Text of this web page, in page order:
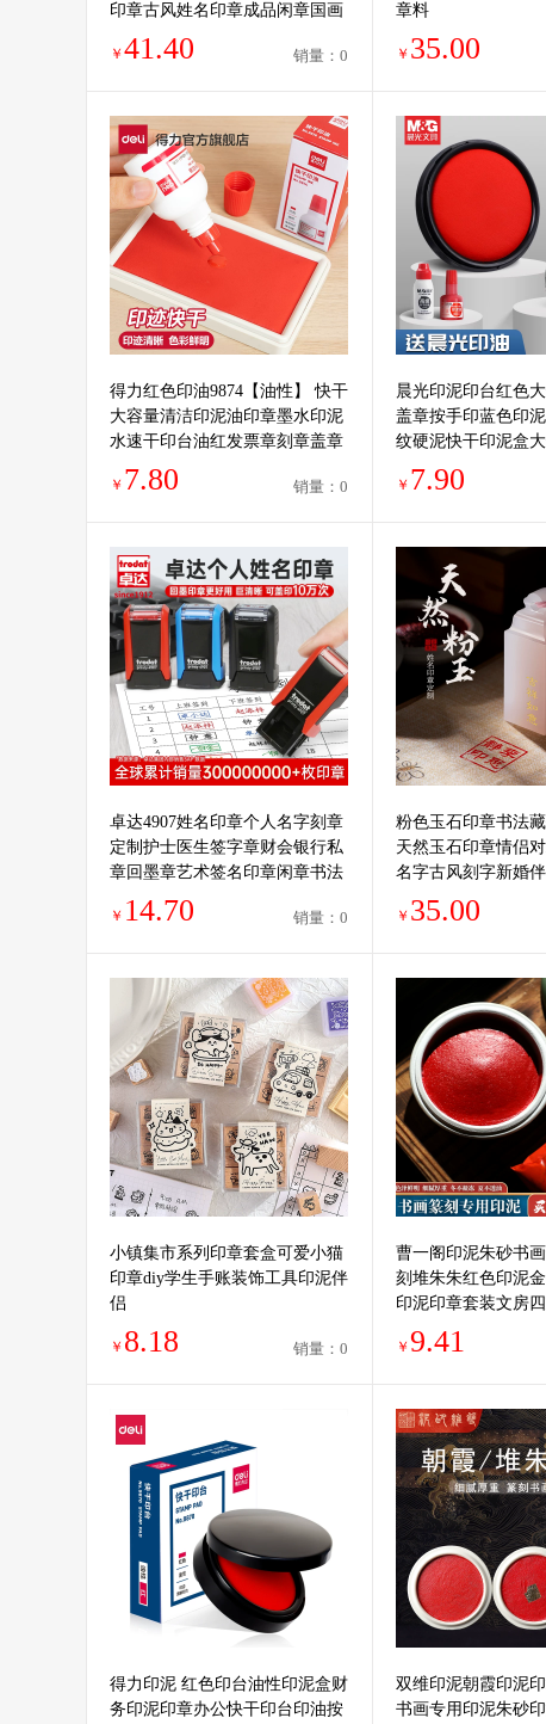
印章古风姓名印章成品闲章国画
书法考级印章定制
￥ 41.40 销量：0
章料
￥ 35.00
得力红色印油9874【油性】 快干
大容量清洁印泥油印章墨水印泥
水速干印台油红发票章刻章盖章
油补充液大瓶
￥ 7.80 销量：0
晨光印泥印台红色
盖章按手印蓝色印
纹硬泥快干印泥盒
印油
￥ 7.90
卓达4907姓名印章个人名字刻章
定制护士医生签字章财会银行私
章回墨章艺术签名印章闲章书法
篆刻自动按压印章
￥ 14.70 销量：0
粉色玉石印章书法
天然玉石印章情侣
名字古风刻字新婚
夕节礼物送女生
￥ 35.00
小镇集市系列印章套盒可爱小猫
印章diy学生手账装饰工具印泥伴
侣
￥ 8.18 销量：0
曹一阁印泥朱砂书
刻堆朱朱红色印泥
印泥印章套装文房
盒蓖麻油
￥ 9.41
得力印泥 红色印台油性印泥盒财
务印泥印章办公快干印台印油按
双维印泥朝霞印泥
书画专用印泥朱砂